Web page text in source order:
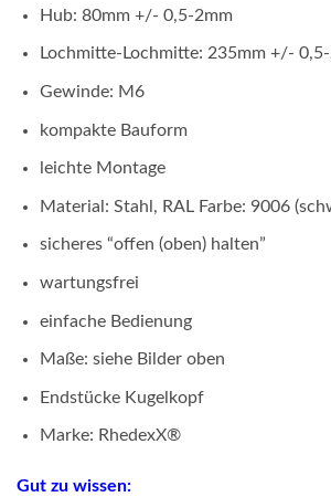
Hub: 80mm +/- 0,5-2mm
Lochmitte-Lochmitte: 235mm +/-
Gewinde: M6
kompakte Bauform
leichte Montage
Material: Stahl, RAL Farbe: 9006
sicheres “offen (oben) halten”
wartungsfrei
einfache Bedienung
Maße: siehe Bilder oben
Endstücke Kugelkopf
Marke: RhedexX®
Gut zu wissen: